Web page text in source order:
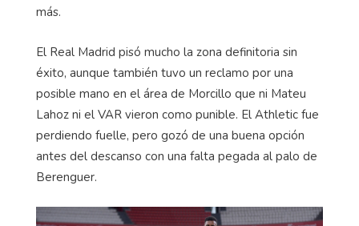
más.
El Real Madrid pisó mucho la zona definitoria sin
éxito, aunque también tuvo un reclamo por una
posible mano en el área de Morcillo que ni Mateu
Lahoz ni el VAR vieron como punible. El Athletic fue
perdiendo fuelle, pero gozó de una buena opción
antes del descanso con una falta pegada al palo de
Berenguer.